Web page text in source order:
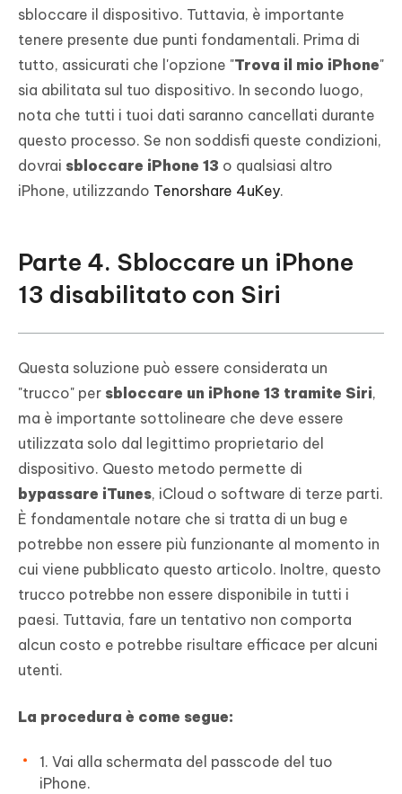
sbloccare il dispositivo. Tuttavia, è importante
tenere presente due punti fondamentali. Prima di
tutto, assicurati che l'opzione "Trova il mio iPhone"
sia abilitata sul tuo dispositivo. In secondo luogo,
nota che tutti i tuoi dati saranno cancellati durante
questo processo. Se non soddisfi queste condizioni,
dovrai sbloccare iPhone 13 o qualsiasi altro
iPhone, utilizzando Tenorshare 4uKey.
Parte 4. Sbloccare un iPhone
13 disabilitato con Siri
Questa soluzione può essere considerata un
"trucco" per sbloccare un iPhone 13 tramite Siri,
ma è importante sottolineare che deve essere
utilizzata solo dal legittimo proprietario del
dispositivo. Questo metodo permette di
bypassare iTunes, iCloud o software di terze parti.
È fondamentale notare che si tratta di un bug e
potrebbe non essere più funzionante al momento in
cui viene pubblicato questo articolo. Inoltre, questo
trucco potrebbe non essere disponibile in tutti i
paesi. Tuttavia, fare un tentativo non comporta
alcun costo e potrebbe risultare efficace per alcuni
utenti.
La procedura è come segue:
1. Vai alla schermata del passcode del tuo
iPhone.